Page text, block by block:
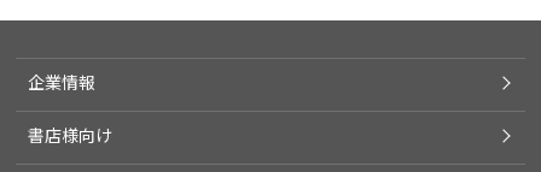
企業情報
書店様向け